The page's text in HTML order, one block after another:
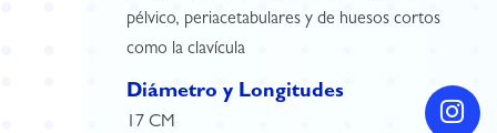
pélvico, periacetabulares y de huesos cortos
como la clavícula
Diámetro y Longitudes
17 CM